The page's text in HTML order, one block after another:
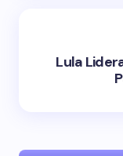
Lula